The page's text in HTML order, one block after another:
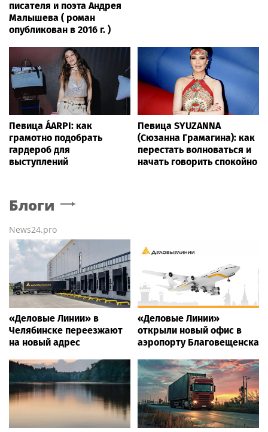
писателя и поэта Андрея
Малышева ( роман
опубликован в 2016 г. )
Певица ÁARPI: как
грамотно подобрать
гардероб для
выступлений
Певица SYUZANNA
(Сюзанна Грамагина): как
перестать волноваться и
начать говорить спокойно
Блоги
News24.pro
«Деловые Линии» в
Челябинске переезжают
на новый адрес
«Деловые Линии»
открыли новый офис в
аэропорту Благовещенска